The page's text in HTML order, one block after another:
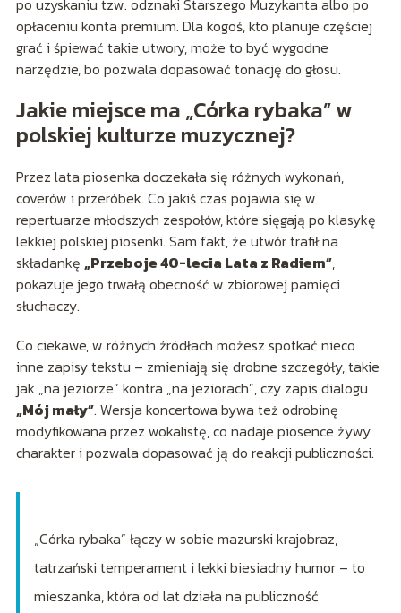
po uzyskaniu tzw. odznaki Starszego Muzykanta albo po
opłaceniu konta premium. Dla kogoś, kto planuje częściej
grać i śpiewać takie utwory, może to być wygodne
narzędzie, bo pozwala dopasować tonację do głosu.
Jakie miejsce ma „Córka rybaka” w
polskiej kulturze muzycznej?
Przez lata piosenka doczekała się różnych wykonań,
coverów i przeróbek. Co jakiś czas pojawia się w
repertuarze młodszych zespołów, które sięgają po klasykę
lekkiej polskiej piosenki. Sam fakt, że utwór trafił na
składankę „Przeboje 40-lecia Lata z Radiem”,
pokazuje jego trwałą obecność w zbiorowej pamięci
słuchaczy.
Co ciekawe, w różnych źródłach możesz spotkać nieco
inne zapisy tekstu – zmieniają się drobne szczegóły, takie
jak „na jeziorze” kontra „na jeziorach”, czy zapis dialogu
„Mój mały”. Wersja koncertowa bywa też odrobinę
modyfikowana przez wokalistę, co nadaje piosence żywy
charakter i pozwala dopasować ją do reakcji publiczności.
„Córka rybaka” łączy w sobie mazurski krajobraz,
tatrzański temperament i lekki biesiadny humor – to
mieszanka, która od lat działa na publiczność